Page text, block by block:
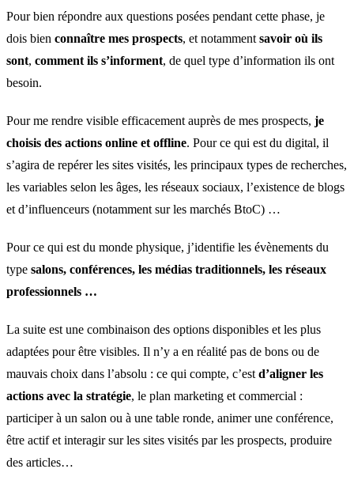
Pour bien répondre aux questions posées pendant cette phase, je
dois bien connaître mes prospects, et notamment savoir où ils
sont, comment ils s’informent, de quel type d’information ils ont
besoin.
Pour me rendre visible efficacement auprès de mes prospects, je
choisis des actions online et offline. Pour ce qui est du digital, il
s’agira de repérer les sites visités, les principaux types de recherches,
les variables selon les âges, les réseaux sociaux, l’existence de blogs
et d’influenceurs (notamment sur les marchés BtoC) …
Pour ce qui est du monde physique, j’identifie les évènements du
type salons, conférences, les médias traditionnels, les réseaux
professionnels …
La suite est une combinaison des options disponibles et les plus
adaptées pour être visibles. Il n’y a en réalité pas de bons ou de
mauvais choix dans l’absolu : ce qui compte, c’est d’aligner les
actions avec la stratégie, le plan marketing et commercial :
participer à un salon ou à une table ronde, animer une conférence,
être actif et interagir sur les sites visités par les prospects, produire
des articles…